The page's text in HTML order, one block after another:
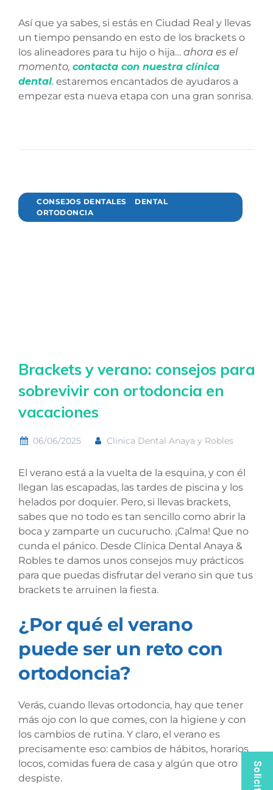
Así que ya sabes, si estás en Ciudad Real y llevas
un tiempo pensando en esto de los brackets o
los alineadores para tu hijo o hija… ahora es el
momento, contacta con nuestra clínica
dental. estaremos encantados de ayudaros a
empezar esta nueva etapa con una gran sonrisa.
CONSEJOS DENTALES
DENTAL
ORTODONCIA
Brackets y verano: consejos para
sobrevivir con ortodoncia en
vacaciones
06/06/2025 Clinica Dental Anaya y Robles
El verano está a la vuelta de la esquina, y con él
llegan las escapadas, las tardes de piscina y los
helados por doquier. Pero, si llevas brackets,
sabes que no todo es tan sencillo como abrir la
boca y zamparte un cucurucho. ¡Calma! Que no
cunda el pánico. Desde Clínica Dental Anaya &
Robles te damos unos consejos muy prácticos
para que puedas disfrutar del verano sin que tus
brackets te arruinen la fiesta.
¿Por qué el verano
puede ser un reto con
ortodoncia?
Verás, cuando llevas ortodoncia, hay que tener
más ojo con lo que comes, con la higiene y con
los cambios de rutina. Y claro, el verano es
precisamente eso: cambios de hábitos, horarios
locos, comidas fuera de casa y algún que otro
despiste.